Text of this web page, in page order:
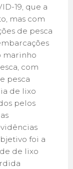
19, que a
mas com
de pesca
marinho
com
pesca
de lixo
pelos
foi a
de lixo